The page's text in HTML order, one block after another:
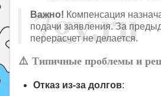
Важно! Компенсация
подачи заявления. За
перерасчет не делается.
⚠️Типичные проблемы и
Отказ из-за долгов: